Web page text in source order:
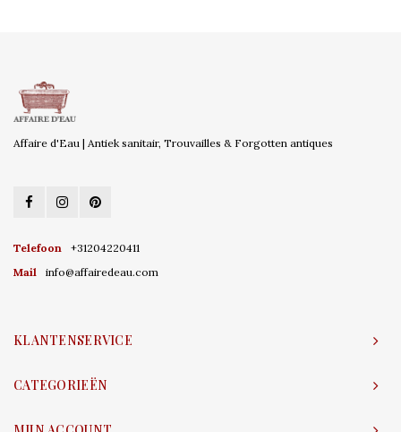
Affaire d'Eau | Antiek sanitair, Trouvailles & Forgotten antiques
Telefoon
+31204220411
Mail
info@affairedeau.com
KLANTENSERVICE
CATEGORIEËN